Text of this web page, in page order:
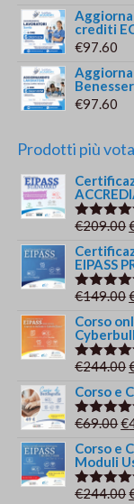
crediti
€97.60
€97.60
Prodotti più
Valutato
€209.00
EIPASS
Valutato
€149.00
Corso
Valutato
€244.00
Corso e
Valutato
€69.00Il
€
Corso e
Moduli
Valutato
€244.00